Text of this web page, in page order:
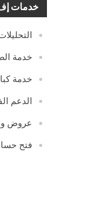
خدمات إف
خدمة
خدمة
الدعم
عروض و
فتح